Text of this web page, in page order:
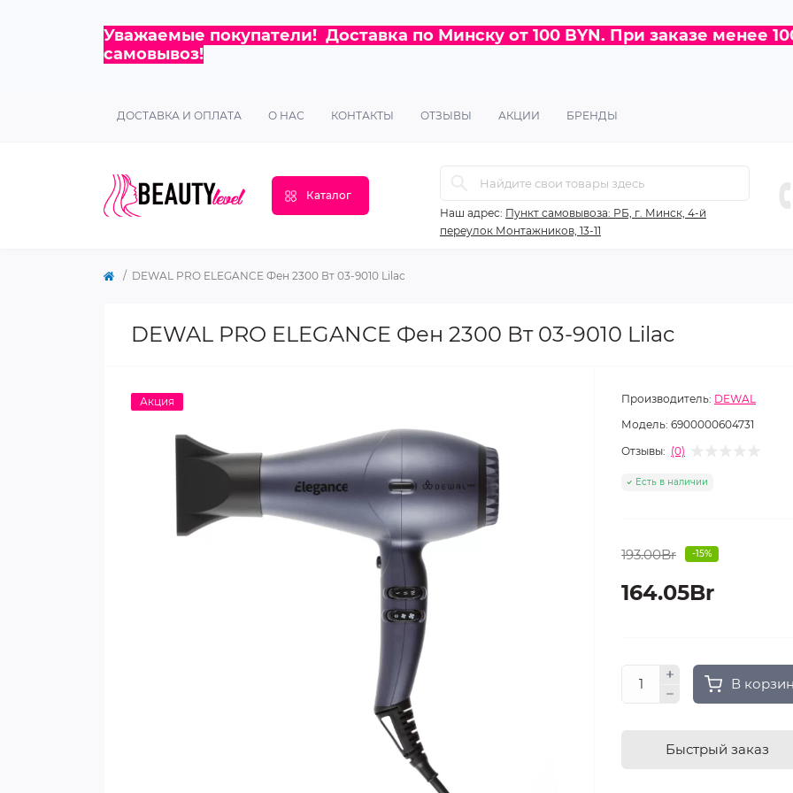
Уважаемые покупатели! Доставка по Минску от 100 BYN. При заказе менее
самовывоз!
ДОСТАВКА И ОПЛАТА О НАС КОНТАКТЫ ОТЗЫВЫ АКЦИИ БРЕНДЫ
Каталог
Наш адрес: Пункт самовывоза: РБ, г. Минск, 4-й
переулок Монтажников, 13-11
DEWAL PRO ELEGANCE Фен 2300 Вт 03-9010 Lilac
DEWAL PRO ELEGANCE Фен 2300 Вт 03-9010 Lilac
Акция Производитель: DEWAL
Модель: 6900000604731
Отзывы: (0)
Есть в наличии
193.00Br -15%
164.05Br
В
Быстрый заказ